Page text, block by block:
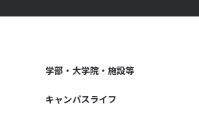
学部・大学院・施設等
キャンパスライフ